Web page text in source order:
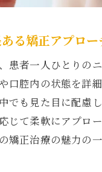
る矯正アプロー
患者一人ひとりの
口腔内の状態を詳
でも見た目に配慮
じて柔軟にアプロ
矯正治療の魅力の一